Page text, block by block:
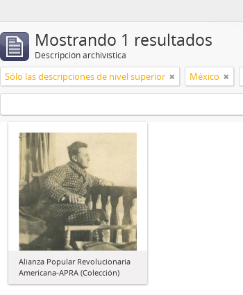
Mostrando 1 resultados
Descripción archivística
Sólo las descripciones de nivel superior México
Alianza Popular Revolucionaria
Americana-APRA (Colección)